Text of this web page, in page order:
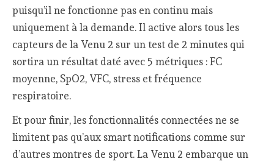
puisqu’il ne fonctionne pas en continu mais
uniquement à la demande. Il active alors tous les
capteurs de la Venu 2 sur un test de 2 minutes qui
sortira un résultat daté avec 5 métriques : FC
moyenne, SpO2, VFC, stress et fréquence
respiratoire.
Et pour finir, les fonctionnalités connectées ne se
limitent pas qu’aux smart notifications comme sur
d’autres montres de sport. La Venu 2 embarque un